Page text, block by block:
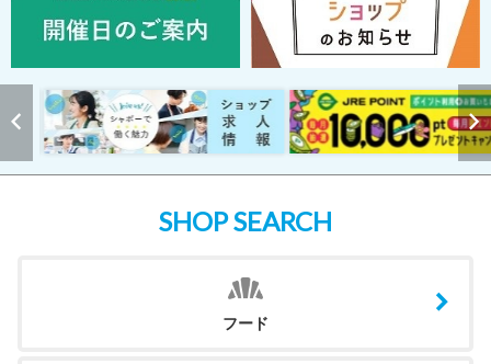
SHOP SEARCH
フード